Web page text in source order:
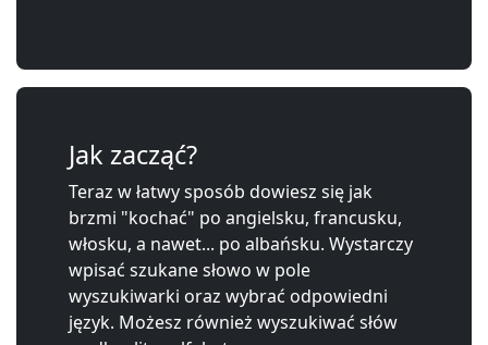
Jak zacząć?
Teraz w łatwy sposób dowiesz się jak
brzmi "kochać" po angielsku, francusku,
włosku, a nawet... po albańsku. Wystarczy
wpisać szukane słowo w pole
wyszukiwarki oraz wybrać odpowiedni
język. Możesz również wyszukiwać słów